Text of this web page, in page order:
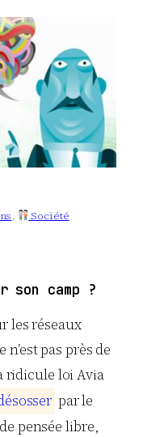
, Société
camp ?
les réseaux
pas près de
ridicule loi Avia
ésosser par le
pensée libre,